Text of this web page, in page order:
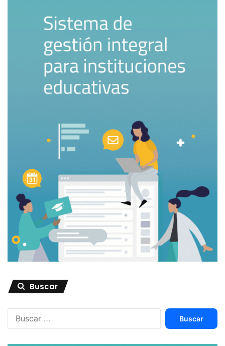
Buscar
Buscar: